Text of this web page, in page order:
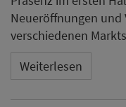
Neueröffnungen und
verschiedenen
Weiterlesen